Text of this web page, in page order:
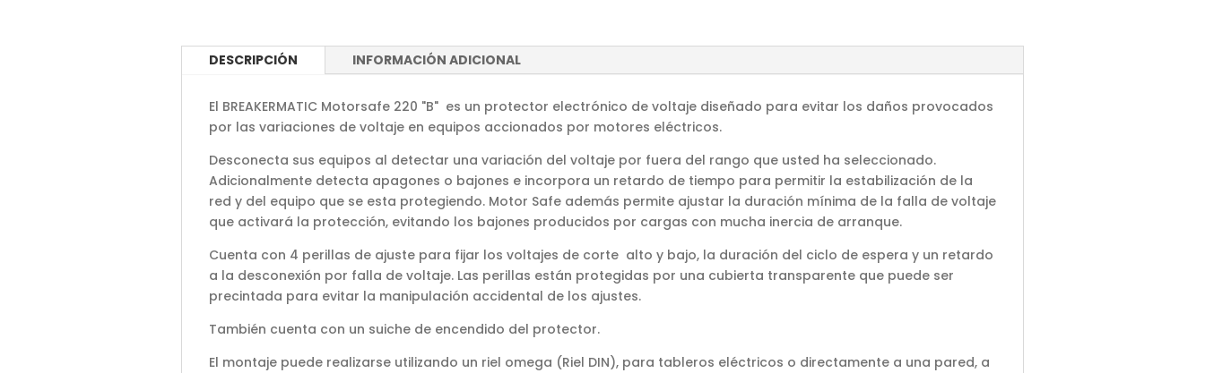
DESCRIPCIÓN INFORMACIÓN ADICIONAL
El BREAKERMATIC Motorsafe 220 "B" es un protector electrónico de voltaje diseñado para evitar los daños provocados
por las variaciones de voltaje en equipos accionados por motores eléctricos.
Desconecta sus equipos al detectar una variación del voltaje por fuera del rango que usted ha seleccionado.
Adicionalmente detecta apagones o bajones e incorpora un retardo de tiempo para permitir la estabilización de la
red y del equipo que se esta protegiendo. Motor Safe además permite ajustar la duración mínima de la falla de voltaje
que activará la protección, evitando los bajones producidos por cargas con mucha inercia de arranque.
Cuenta con 4 perillas de ajuste para fijar los voltajes de corte alto y bajo, la duración del ciclo de espera y un retardo
a la desconexión por falla de voltaje. Las perillas están protegidas por una cubierta transparente que puede ser
precintada para evitar la manipulación accidental de los ajustes.
También cuenta con un suiche de encendido del protector.
El montaje puede realizarse utilizando un riel omega (Riel DIN), para tableros eléctricos o directamente a una pared, a